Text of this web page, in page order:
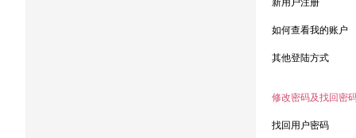
新用户注册
如何查看我的账户
其他登陆方式
修改密码及找回密
找回用户密码